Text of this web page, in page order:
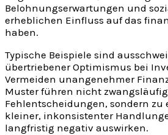
Belohnungserwartungen und
erheblichen Einfluss auf das
haben.
Typische Beispiele sind
übertriebener Optimismus bei
Vermeiden unangenehmer
Muster führen nicht
Fehlentscheidungen, sondern zu
kleiner, inkonsistenter
langfristig negativ auswirken.